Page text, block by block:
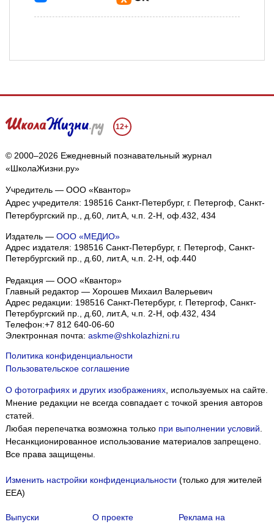
12+
© 2000–2026 Ежедневный познавательный журнал
«ШколаЖизни.ру»
Учредитель — ООО «Квантор»
Адрес учредителя: 198516 Санкт-Петербург, г. Петергоф, Санкт-
Петербургский пр., д.60, лит.А, ч.п. 2-Н, оф.432, 434
Издатель — ООО «МЕДИО»
Адрес издателя: 198516 Санкт-Петербург, г. Петергоф, Санкт-
Петербургский пр., д.60, лит.А, ч.п. 2-Н, оф.440
Редакция — ООО «Квантор»
Главный редактор — Хорошев Михаил Валерьевич
Адрес редакции: 198516 Санкт-Петербург, г. Петергоф, Санкт-
Петербургский пр., д.60, лит.А, ч.п. 2-Н, оф.432, 434
Телефон:+7 812 640-06-60
Электронная почта: askme@shkolazhizni.ru
Политика конфиденциальности
Пользовательское соглашение
О фотографиях и других изображениях, используемых на сайте.
Мнение редакции не всегда совпадает с точкой зрения авторов
статей.
Любая перепечатка возможна только при выполнении условий.
Несанкционированное использование материалов запрещено.
Все права защищены.
Изменить настройки конфиденциальности (только для жителей
EEA)
Выпуски О проекте
Реклама на